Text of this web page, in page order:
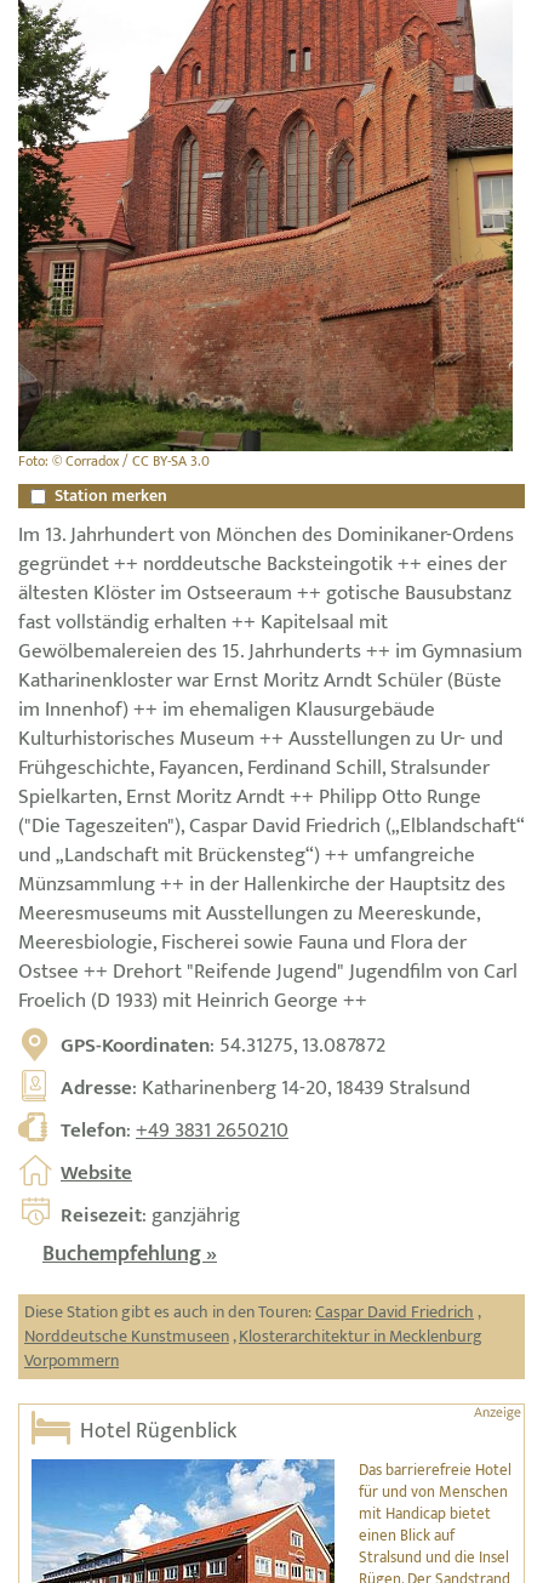
Foto: © Corradox / CC BY-SA 3.0
Station merken
Im 13. Jahrhundert von Mönchen des Dominikaner-Ordens
gegründet ++ norddeutsche Backsteingotik ++ eines der
ältesten Klöster im Ostseeraum ++ gotische Bausubstanz
fast vollständig erhalten ++ Kapitelsaal mit
Gewölbemalereien des 15. Jahrhunderts ++ im Gymnasium
Katharinenkloster war Ernst Moritz Arndt Schüler (Büste
im Innenhof) ++ im ehemaligen Klausurgebäude
Kulturhistorisches Museum ++ Ausstellungen zu Ur- und
Frühgeschichte, Fayancen, Ferdinand Schill, Stralsunder
Spielkarten, Ernst Moritz Arndt ++ Philipp Otto Runge
("Die Tageszeiten"), Caspar David Friedrich („Elblandschaft“
und „Landschaft mit Brückensteg“) ++ umfangreiche
Münzsammlung ++ in der Hallenkirche der Hauptsitz des
Meeresmuseums mit Ausstellungen zu Meereskunde,
Meeresbiologie, Fischerei sowie Fauna und Flora der
Ostsee ++ Drehort "Reifende Jugend" Jugendfilm von Carl
Froelich (D 1933) mit Heinrich George ++
GPS-Koordinaten: 54.31275, 13.087872
Adresse: Katharinenberg 14-20, 18439 Stralsund
Telefon:+49 3831 2650210
Website
Reisezeit: ganzjährig
Buchempfehlung »
Diese Station gibt es auch in den Touren:Caspar David Friedrich,
Norddeutsche Kunstmuseen,Klosterarchitektur in Mecklenburg
Vorpommern
Hotel Rügenblick
Das barrierefreie Hotel
für und von Menschen
mit Handicap bietet
einen Blick auf
Stralsund und die Insel